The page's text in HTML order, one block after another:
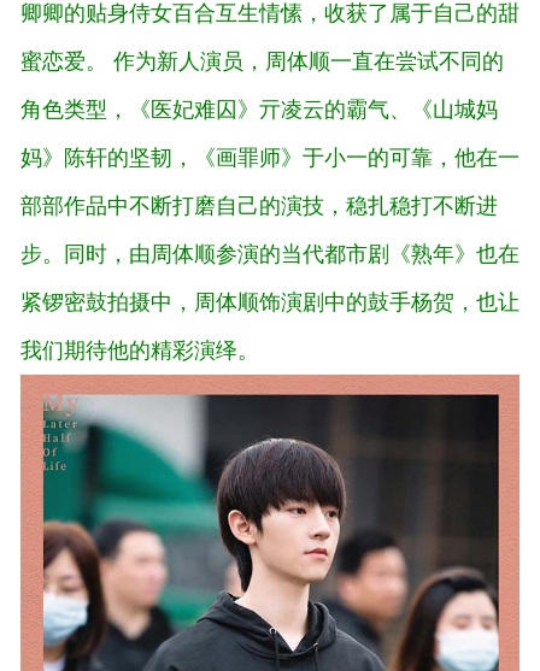
卿卿的贴身侍女百合互生情愫，收获了属于自己的甜
蜜恋爱。
作为新人演员，周体顺一直在尝试不同的
角色类型，《医妃难囚》亓凌云的霸气、《山城妈
妈》陈轩的坚韧，《画罪师》于小一的可靠，他在一
部部作品中不断打磨自己的演技，稳扎稳打不断进
步。同时，由周体顺参演的当代都市剧《熟年》也在
紧锣密鼓拍摄中，周体顺饰演剧中的鼓手杨贺，也让
我们期待他的精彩演绎。